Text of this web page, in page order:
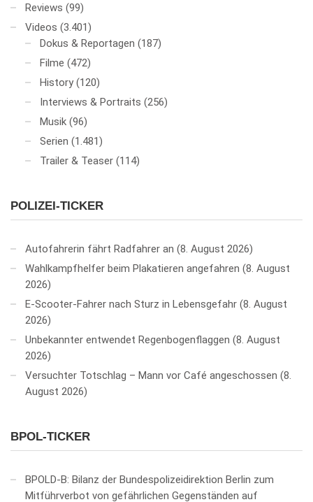
Reviews (99)
Videos (3.401)
Dokus & Reportagen (187)
Filme (472)
History (120)
Interviews & Portraits (256)
Musik (96)
Serien (1.481)
Trailer & Teaser (114)
POLIZEI-TICKER
Autofahrerin fährt Radfahrer an 8. August 2026
Wahlkampfhelfer beim Plakatieren angefahren 8. August
2026
E-Scooter-Fahrer nach Sturz in Lebensgefahr 8. August
2026
Unbekannter entwendet Regenbogenflaggen 8. August
2026
Versuchter Totschlag – Mann vor Café angeschossen 8.
August 2026
BPOL-TICKER
BPOLD-B: Bilanz der Bundespolizeidirektion Berlin zum
Mitführverbot von gefährlichen Gegenständen auf